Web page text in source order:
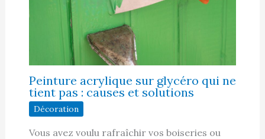
Peinture acrylique sur glycéro qui ne
tient pas : causes et solutions
Décoration
Vous avez voulu rafraîchir vos boiseries ou